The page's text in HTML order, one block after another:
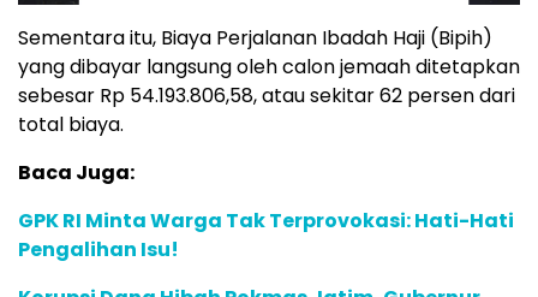
Sementara itu, Biaya Perjalanan Ibadah Haji (Bipih)
yang dibayar langsung oleh calon jemaah ditetapkan
sebesar Rp 54.193.806,58, atau sekitar 62 persen dari
total biaya.
Baca Juga:
GPK RI Minta Warga Tak Terprovokasi: Hati-Hati
Pengalihan Isu!